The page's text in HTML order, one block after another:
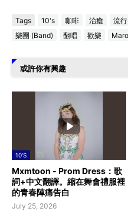
Tags 10's 咖啡 治癒 流
樂團 (Band)
翻唱 歡樂
或許你有興趣
10'S
Mxmtoon - Prom Dress：歌
詞+中文翻譯。縮在舞會禮服裡
的青春陣痛告白
July 25, 2026